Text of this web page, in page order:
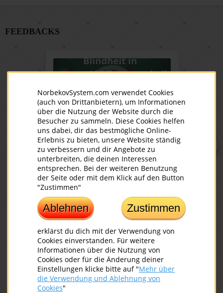
NorbekovSystem.com verwendet Cookies
(auch von Drittanbietern), um Informationen
über die Nutzung der Website durch die
Besucher zu sammeln. Diese Cookies helfen
uns dabei, dir das bestmögliche Online-
Erlebnis zu bieten, unsere Website ständig
zu verbessern und dir Angebote zu
unterbreiten, die deinen Interessen
entsprechen. Bei der weiteren Benutzung
der Seite oder mit dem Klick auf den Button
"Zustimmen"
Ablehnen Zustimmen
erklärst du dich mit der Verwendung von
Cookies einverstanden. Für weitere
Informationen über die Nutzung von
Cookies oder für die Änderung deiner
Einstellungen klicke bitte auf "Mehr über
die Verwendung und Ablehnung von
Cookies"
FEEDBACKS
Augentraining funktioniert!
Erfahrung von Karl Gamper
Karl Gamper, ein bekannter
österreichischer Autor und Visionär,
hat mit der Norbekov Methode eine
beeindruckende Reise zurück zu
klarer Sicht erlebt. In diesem Video
berichtet er über seine Erfahrung.
2024-09-18 Weiterlesen
Feedback Augentraining nacvh der
Norbekov Methode